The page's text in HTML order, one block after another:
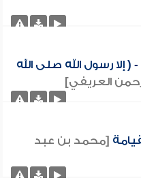
( إلا رسول الله صلى الله
العريفي]
[محمد بن عبد